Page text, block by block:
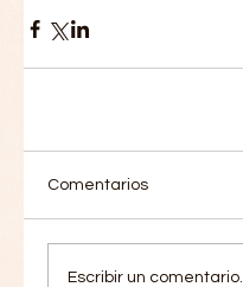
Comentarios
Escribir un comentario...